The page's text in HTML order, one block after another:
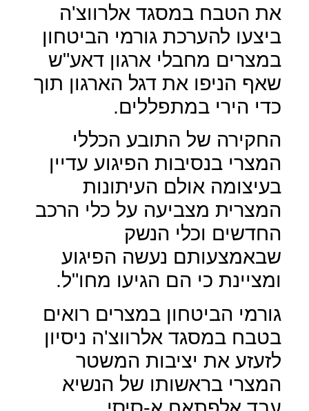
את הטבח במסגד אלרווצ'ה
ביצעו להערכת גורמי הביטחון
במצרים מחבלי ארגון דאע"ש
שאף הניפו את דגל הארגון תוך
כדי הירי במתפללים.
החקירה של התובע הכללי
המצרי בנסיבות הפיגוע עדיין
בעיצומה אולם העיתונות
המצרית מצביעה על כלי הרכב
החדשים וכלי הנשק
שבאמצעותם נעשה הפיגוע
ומציינת כי הם הגיעו מחו"ל.
גורמי הביטחון במצרים רואים
בטבח במסגד אלרווצ'ה ניסיון
לזעזע את יציבות המשטר
המצרי בראשותו של הנשיא